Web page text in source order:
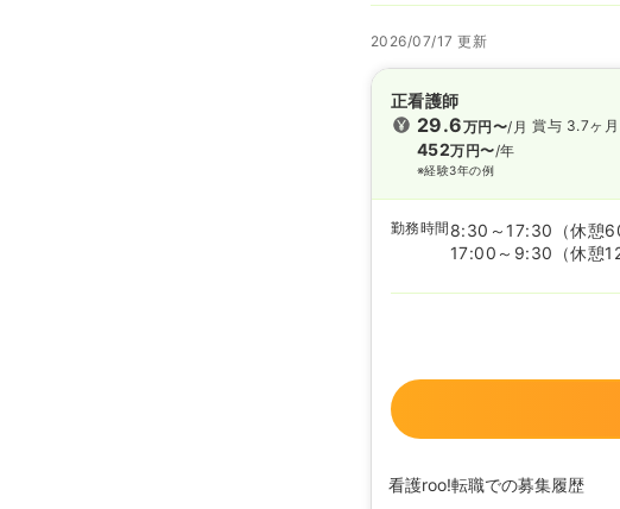
2026/07/17 更新
正看護師
29.6万円〜/月
452万円〜/年
※経験3年の例
賞与 3.7ヶ月
勤務時間 8:30～17:30
（休憩
17:00～9:30
（休憩
看護roo!転職での募集履歴